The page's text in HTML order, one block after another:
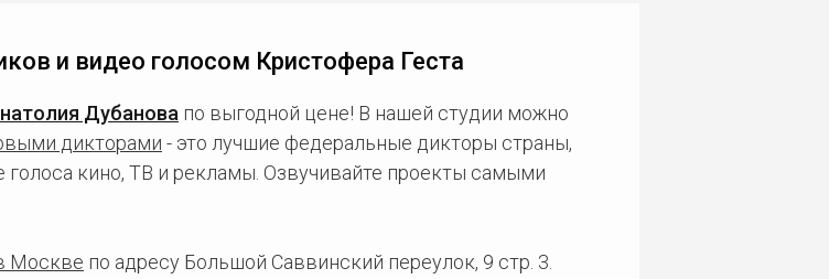
и видео голосом Кристофера Геста
Дубанова по выгодной цене! В нашей студии можно
дикторами - это лучшие федеральные дикторы страны,
голоса кино, ТВ и рекламы. Озвучивайте проекты самыми
Москве по адресу Большой Саввинский переулок, 9 стр. 3.